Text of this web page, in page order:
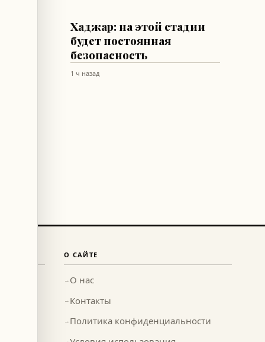
Хаджар: на этой стадии
будет постоянная
безопасность
1 ч назад
О САЙТЕ
→ О нас
→ Контакты
→ Политика конфиденциальности